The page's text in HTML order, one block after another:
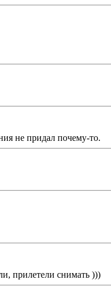
не придал почему-то.
прилетели снимать )))